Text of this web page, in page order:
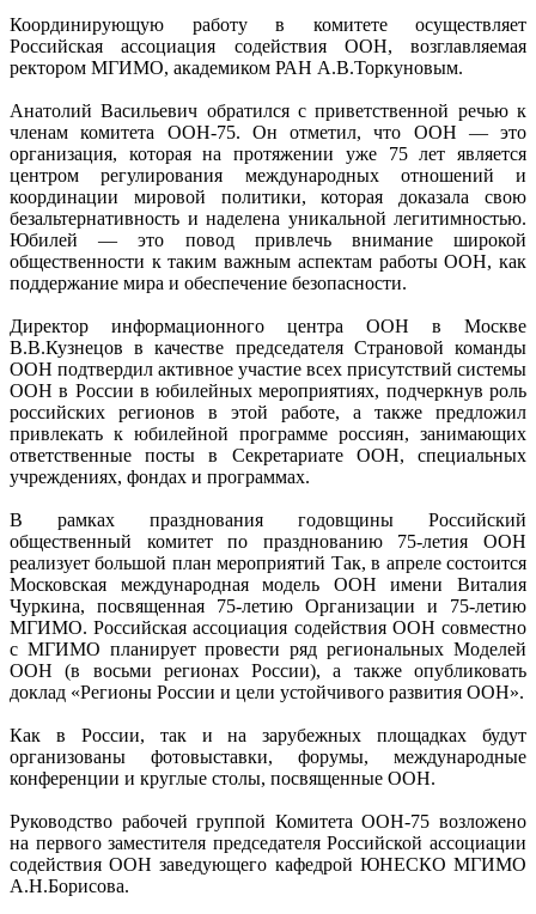
Координирующую работу в комитете осуществляет
Российская ассоциация содействия ООН, возглавляемая
ректором МГИМО, академиком РАН А.В.Торкуновым.
Анатолий Васильевич обратился с приветственной речью к
членам комитета ООН-75. Он отметил, что ООН — это
организация, которая на протяжении уже 75 лет является
центром регулирования международных отношений и
координации мировой политики, которая доказала свою
безальтернативность и наделена уникальной легитимностью.
Юбилей — это повод привлечь внимание широкой
общественности к таким важным аспектам работы ООН, как
поддержание мира и обеспечение безопасности.
Директор информационного центра ООН в Москве
В.В.Кузнецов в качестве председателя Страновой команды
ООН подтвердил активное участие всех присутствий системы
ООН в России в юбилейных мероприятияx, подчеркнув роль
российских регионов в этой работе, а также предложил
привлекать к юбилейной программе россиян, занимающих
ответственные посты в Секретариате ООН, специальных
учреждениях, фондах и программах.
В рамках празднования годовщины Российский
общественный комитет по празднованию 75-летия ООН
реализует большой план мероприятий Так, в апреле состоится
Московская международная модель ООН имени Виталия
Чуркина, посвященная 75-летию Организации и 75-летию
МГИМО. Российская ассоциация содействия ООН совместно
с МГИМО планирует провести ряд региональных Моделей
ООН (в восьми регионах России), а также опубликовать
доклад «Регионы России и цели устойчивого развития ООН».
Как в России, так и на зарубежных площадках будут
организованы фотовыставки, форумы, международные
конференции и круглые столы, посвященные ООН.
Руководство рабочей группой Комитета ООН-75 возложено
на первого заместителя председателя Российской ассоциации
содействия ООН заведующего кафедрой ЮНЕСКО МГИМО
А.Н.Борисова.